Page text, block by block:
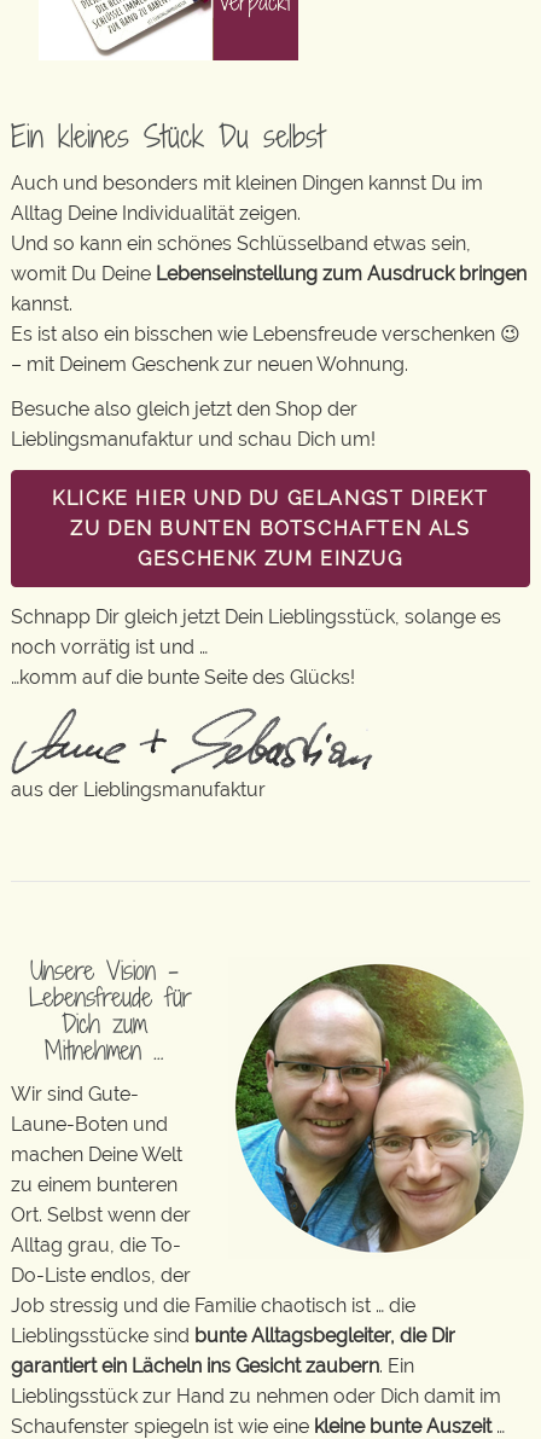
Ein kleines Stück Du selbst
Auch und besonders mit kleinen Dingen kannst Du im
Alltag Deine Individualität zeigen.
Und so kann ein schönes Schlüsselband etwas sein,
womit Du Deine Lebenseinstellung zum Ausdruck bringen
kannst.
Es ist also ein bisschen wie Lebensfreude verschenken 😉
– mit Deinem Geschenk zur neuen Wohnung.
Besuche also gleich jetzt den Shop der
Lieblingsmanufaktur und schau Dich um!
KLICKE HIER UND DU GELANGST DIREKT
ZU DEN BUNTEN BOTSCHAFTEN ALS
GESCHENK ZUM EINZUG
Schnapp Dir gleich jetzt Dein Lieblingsstück, solange es
noch vorrätig ist und …
…komm auf die bunte Seite des Glücks!
aus der Lieblingsmanufaktur
Unsere Vision –
Lebensfreude für
Dich zum
Mitnehmen …
Wir sind Gute-
Laune-Boten und
machen Deine Welt
zu einem bunteren
Ort. Selbst wenn der
Alltag grau, die To-
Do-Liste endlos, der
Job stressig und die Familie chaotisch ist … die
Lieblingsstücke sind bunte Alltagsbegleiter, die Dir
garantiert ein Lächeln ins Gesicht zaubern. Ein
Lieblingsstück zur Hand zu nehmen oder Dich damit im
Schaufenster spiegeln ist wie eine kleine bunte Auszeit…